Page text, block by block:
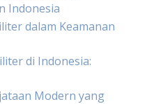
Indonesia
dalam Keamanan
di Indonesia:
Modern yang